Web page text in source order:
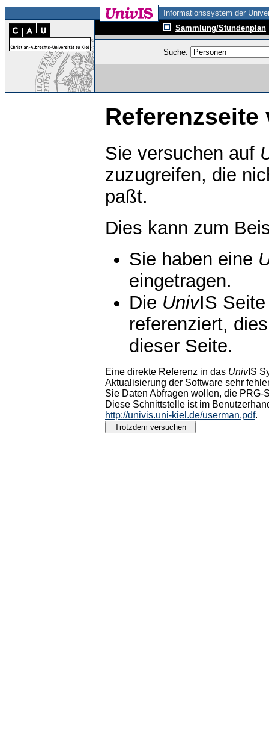
Informationssystem der
Sammlung/Stundenplan
Suche:
Referenzseite
Sie versuchen auf
zuzugreifen, die
paßt.
Dies kann zum
Sie haben eine
eingetragen.
Die UnivIS
referenziert,
dieser Seite.
Eine direkte Referenz in das UnivIS
Aktualisierung der Software sehr
Sie Daten Abfragen wollen, die PRG-
Diese Schnittstelle ist im
http://univis.uni-kiel.de/userman.pdf.